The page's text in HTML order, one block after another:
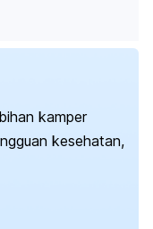
kamper
kesehatan,